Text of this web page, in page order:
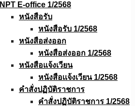
NPT E-office 1/2568
หนังสือรับ
หนังสือรับ 1/2568
หนังสือส่งออก
หนังสือส่งออก 1/2568
หนังสือแจ้งเวียน
หนังสือเเจ้งเวียน 1/2568
คำสั่งปฏิบัติราชการ
คำสั่งปฏิบัติราชการ 1/2568